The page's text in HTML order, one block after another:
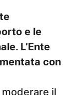
e le
L’Ente
con
il